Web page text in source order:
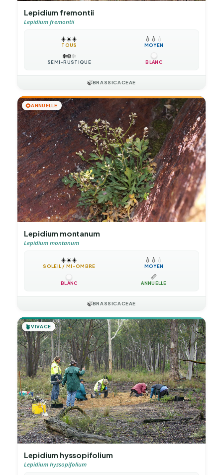
Lepidium fremontii
Lepidium fremontii
☀️☀️☀️
TOUS
💧 💧 💧
MOYEN
❄️❄️❄️
SEMI-RUSTIQUE BLANC
🍃BRASSICACEAE
🌻ANNUELLE
Lepidium montanum
Lepidium montanum
☀️☀️☀️
SOLEIL / MI-OMBRE
💧 💧 💧
MOYEN
BLANC
📏
ANNUELLE
🍃BRASSICACEAE
🪴VIVACE
Lepidium hyssopifolium
Lepidium hyssopifolium